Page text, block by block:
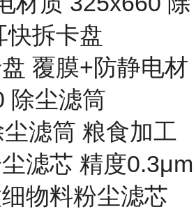
快拆卡盘
覆膜+防静电材
除尘滤筒
滤筒 粮食加工
滤芯 精度0.3μm
物料粉尘滤芯